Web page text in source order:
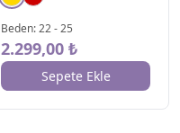
Beden:22-25
2.299,00 ₺
Sepete Ekle